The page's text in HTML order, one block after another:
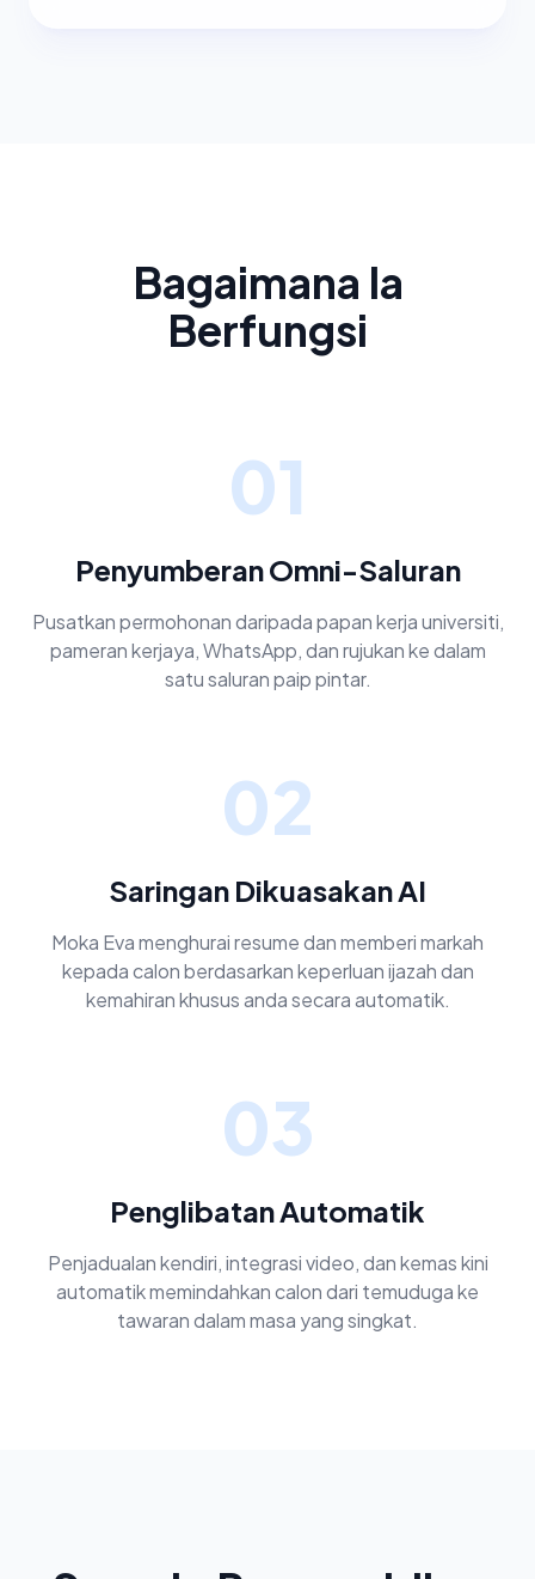
Bagaimana Ia
Berfungsi
01
Penyumberan Omni-Saluran
Pusatkan permohonan daripada papan kerja universiti,
pameran kerjaya, WhatsApp, dan rujukan ke dalam
satu saluran paip pintar.
02
Saringan Dikuasakan AI
Moka Eva menghurai resume dan memberi markah
kepada calon berdasarkan keperluan ijazah dan
kemahiran khusus anda secara automatik.
03
Penglibatan Automatik
Penjadualan kendiri, integrasi video, dan kemas kini
automatik memindahkan calon dari temuduga ke
tawaran dalam masa yang singkat.